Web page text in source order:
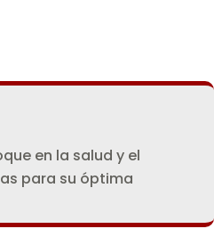
en la salud y el
para su óptima